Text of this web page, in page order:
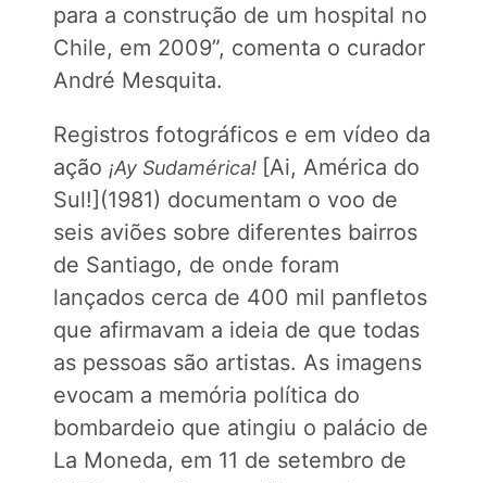
para a construção de um hospital no
Chile, em 2009”, comenta o curador
André Mesquita.
Registros fotográficos e em vídeo da
ação ¡Ay Sudamérica! [Ai, América do
Sul!](1981) documentam o voo de
seis aviões sobre diferentes bairros
de Santiago, de onde foram
lançados cerca de 400 mil panfletos
que afirmavam a ideia de que todas
as pessoas são artistas. As imagens
evocam a memória política do
bombardeio que atingiu o palácio de
La Moneda, em 11 de setembro de